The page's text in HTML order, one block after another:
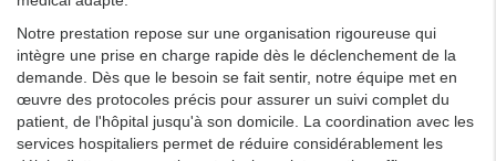
Notre prestation repose sur une organisation rigoureuse qui
intègre une prise en charge rapide dès le déclenchement de la
demande. Dès que le besoin se fait sentir, notre équipe met en
œuvre des protocoles précis pour assurer un suivi complet du
patient, de l'hôpital jusqu'à son domicile. La coordination avec les
services hospitaliers permet de réduire considérablement les